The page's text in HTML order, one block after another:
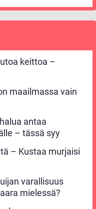
keittoa –
maailmassa vain
antaa
– tässä syy
– Kustaa murjaisi
varallisuus
mielessä?